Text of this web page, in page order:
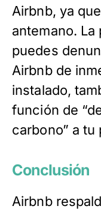
Airbnb, ya
antemano.
puedes
Airbnb de
instalado,
función de
carbono” a tu
Conclusión
Airbnb